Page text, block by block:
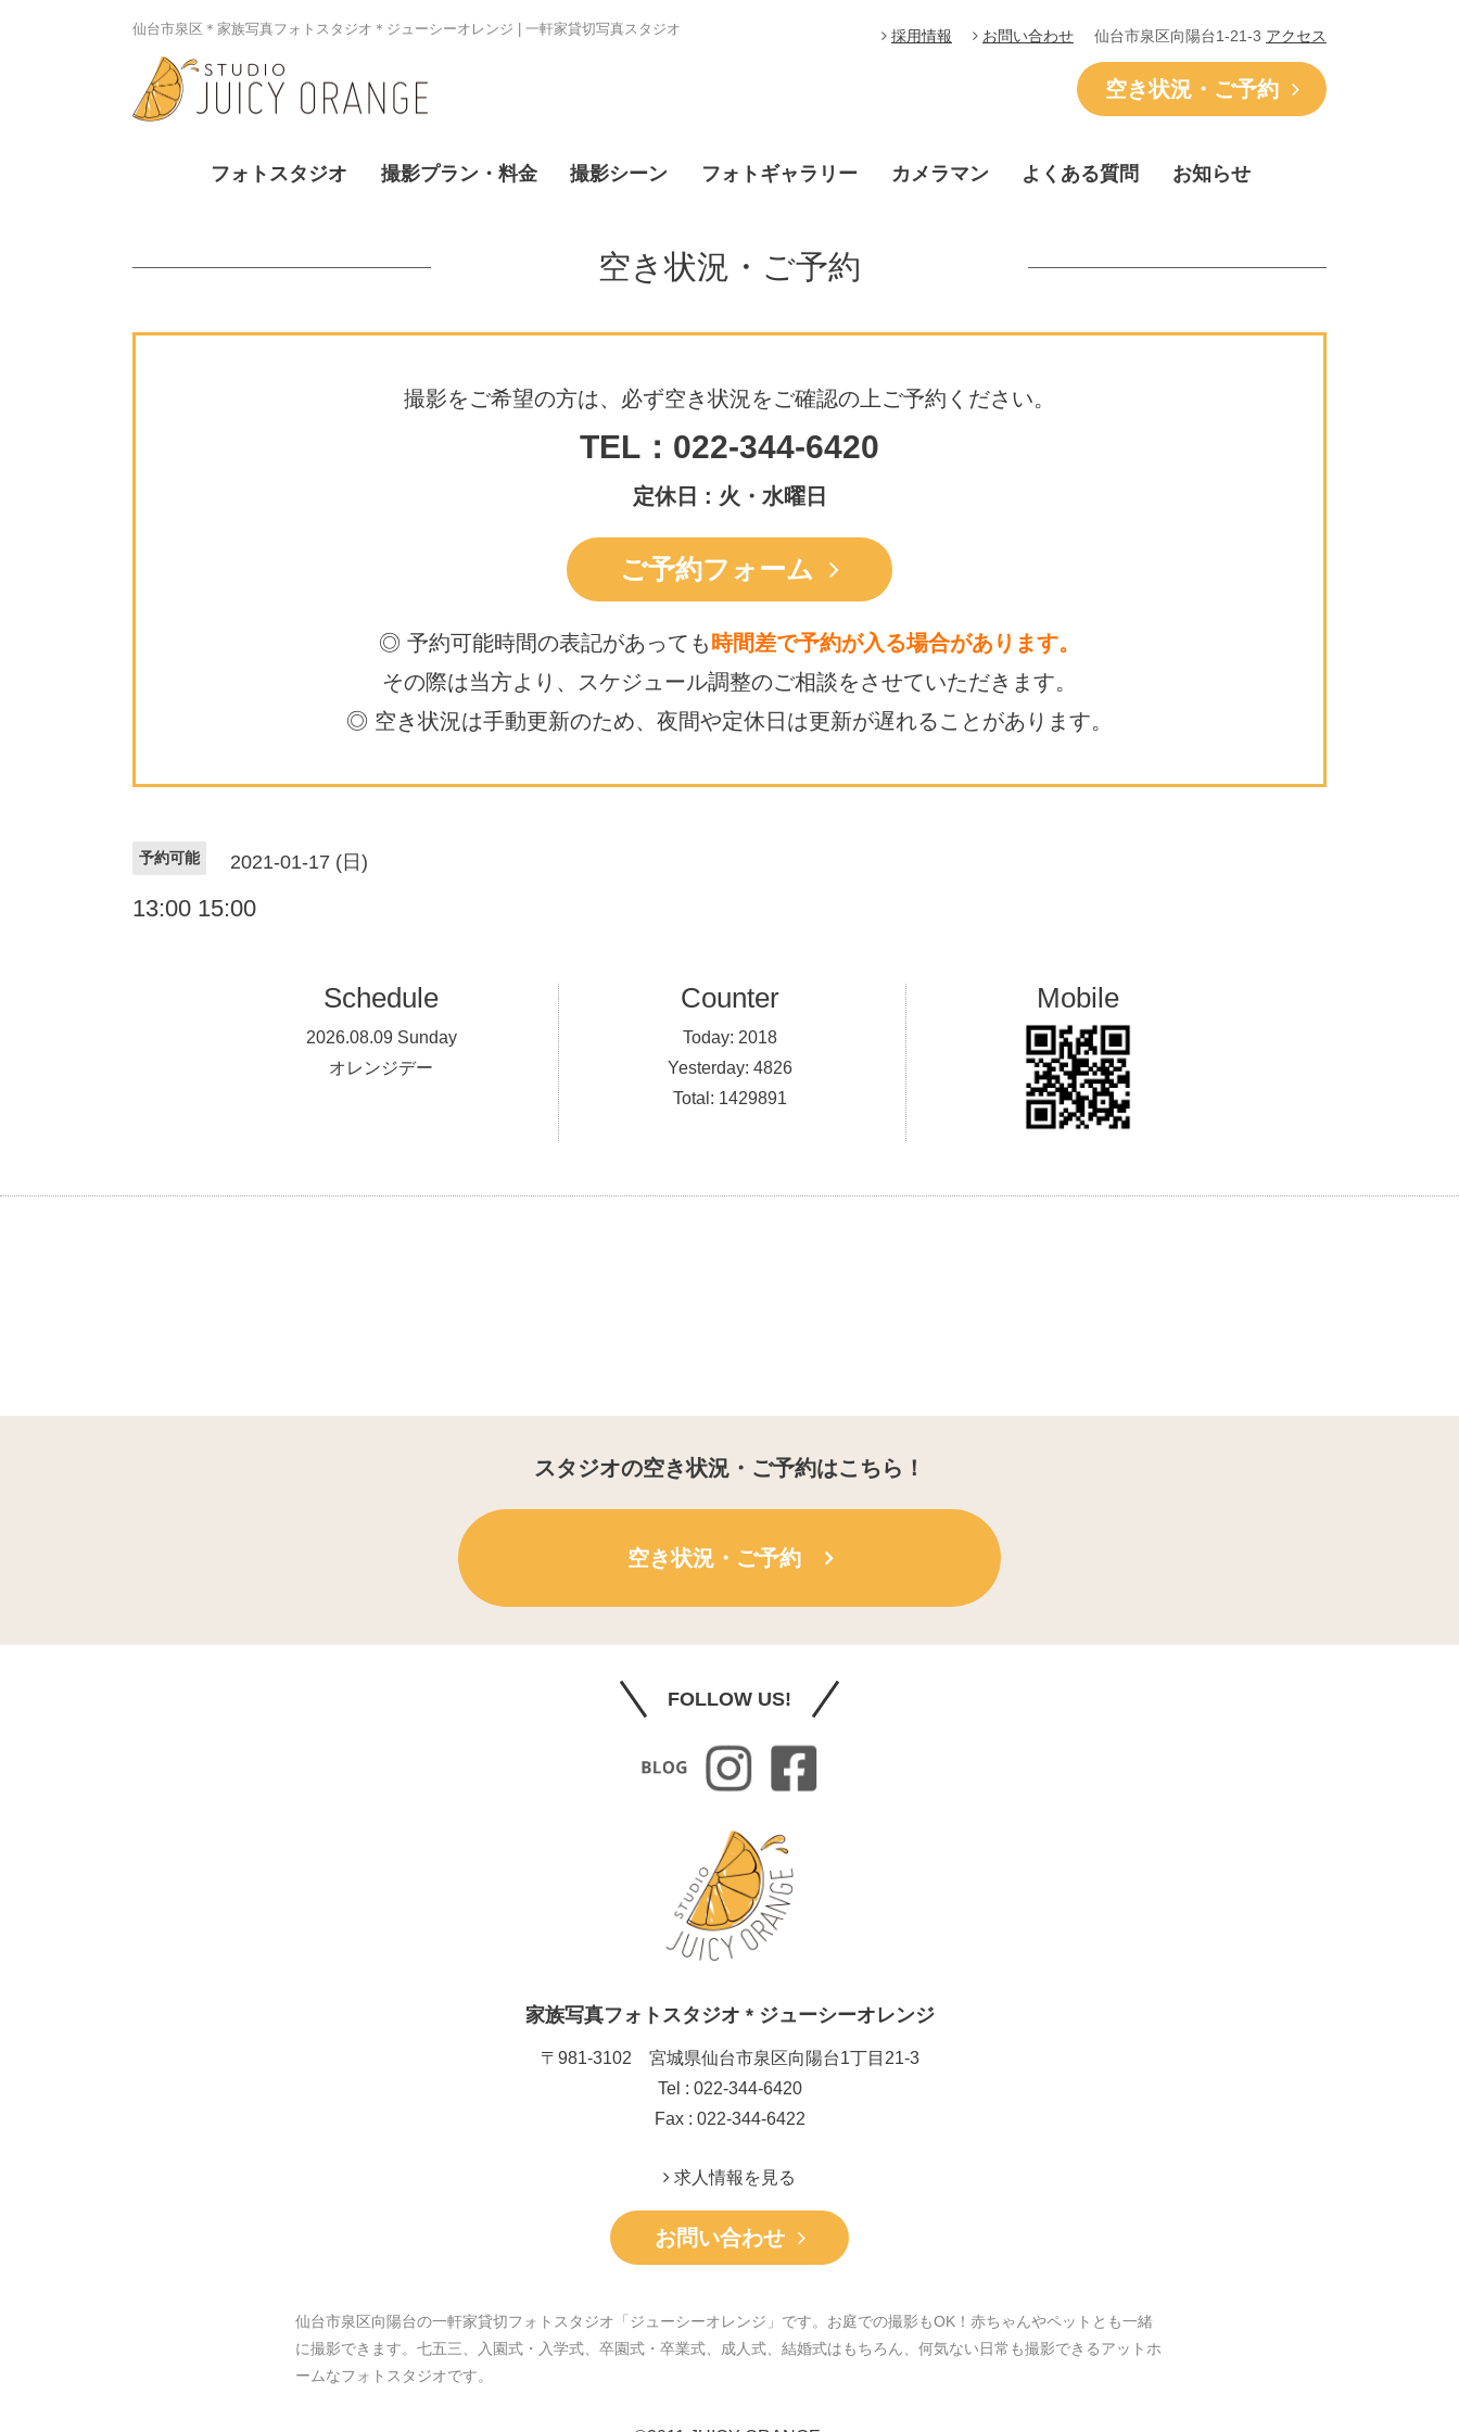
仙台市泉区＊家族写真フォトスタジオ＊ジューシーオレンジ | 一軒家貸切写真スタジオ 採用情報 お問い合わせ 仙台市泉区向陽台1-21-3 アクセス
空き状況・ご予約
フォトスタジオ 撮影プラン・料金 撮影シーン フォトギャラリー カメラマン よくある質問 お知らせ
空き状況・ご予約
撮影をご希望の方は、必ず空き状況をご確認の上ご予約ください。
TEL：022-344-6420
定休日 : 火・水曜日
ご予約フォーム
◎ 予約可能時間の表記があっても 時間差で予約が入る場合があります。
その際は当方より、スケジュール調整のご相談をさせていただきます。
◎ 空き状況は手動更新のため、 夜間や定休日は更新が遅れることがあります。
予約可能 2021-01-17 (日)
13:00 15:00
Schedule
2026.08.09 Sunday
オレンジデー
Counter
Today: 2018
Yesterday: 4826
Total: 1429891
Mobile
スタジオの空き状況・ご予約はこちら！
空き状況・ご予約
FOLLOW US!
家族写真フォトスタジオ * ジューシーオレンジ
〒981-3102 宮城県仙台市泉区向陽台1丁目21-3
Tel : 022-344-6420
Fax : 022-344-6422
求人情報を見る
お問い合わせ
仙台市泉区向陽台の一軒家貸切フォトスタジオ「ジューシーオレンジ」です。お庭での撮影もOK！赤ちゃんやペットとも一緒
に撮影できます。七五三、入園式・入学式、卒園式・卒業式、成人式、結婚式はもちろん、何気ない日常も撮影できるアットホ
ームなフォトスタジオです。